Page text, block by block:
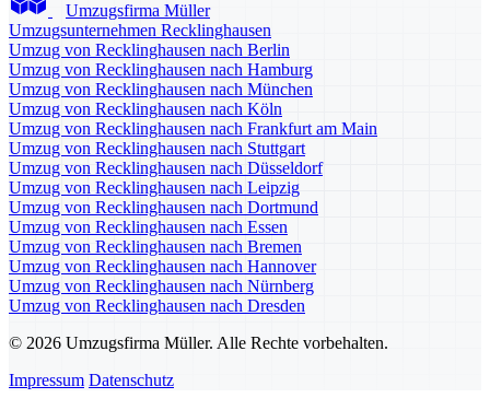
Umzugsfirma Müller
Umzugsunternehmen Recklinghausen
Umzug von Recklinghausen nach Berlin
Umzug von Recklinghausen nach Hamburg
Umzug von Recklinghausen nach München
Umzug von Recklinghausen nach Köln
Umzug von Recklinghausen nach Frankfurt am Main
Umzug von Recklinghausen nach Stuttgart
Umzug von Recklinghausen nach Düsseldorf
Umzug von Recklinghausen nach Leipzig
Umzug von Recklinghausen nach Dortmund
Umzug von Recklinghausen nach Essen
Umzug von Recklinghausen nach Bremen
Umzug von Recklinghausen nach Hannover
Umzug von Recklinghausen nach Nürnberg
Umzug von Recklinghausen nach Dresden
© 2026 Umzugsfirma Müller. Alle Rechte vorbehalten.
Impressum Datenschutz